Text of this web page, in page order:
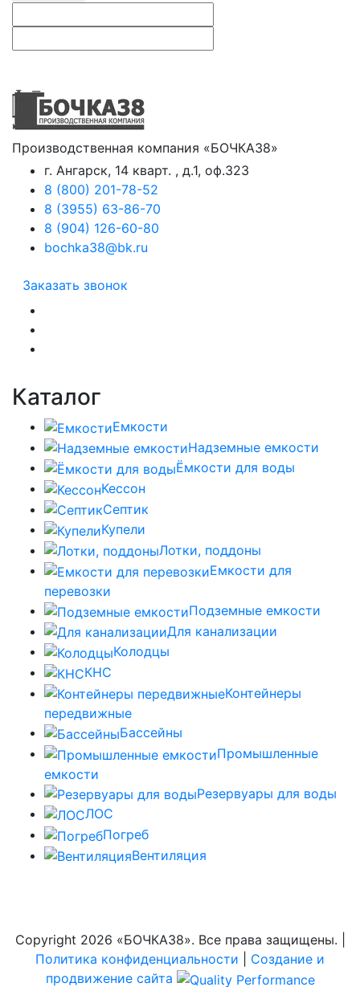
Производственная компания «БОЧКА38»
г. Ангарск, 14 кварт. , д.1, оф.323
8 (800) 201-78-52
8 (3955) 63-86-70
8 (904) 126-60-80
bochka38@bk.ru
Заказать звонок
Каталог
Емкости
Надземные емкости
Ёмкости для воды
Кессон
Септик
Купели
Лотки, поддоны
Емкости для
перевозки
Подземные емкости
Для канализации
Колодцы
КНС
Контейнеры
передвижные
Бассейны
Промышленные
емкости
Резервуары для воды
ЛОС
Погреб
Вентиляция
Copyright 2026 «БОЧКА38». Все права защищены. |
Политика конфиденциальности
Создание и
продвижение сайта